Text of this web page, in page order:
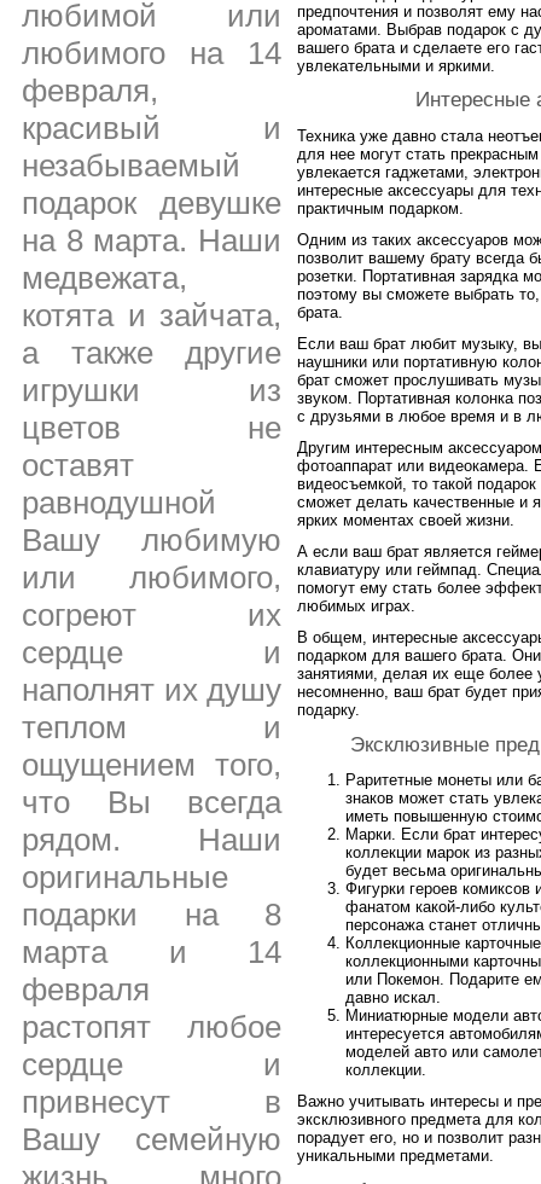
любимой или
любимого на 14
февраля,
красивый и
незабываемый
подарок девушке
на 8 марта. Наши
медвежата,
котята и зайчата,
а также другие
игрушки из
цветов не
оставят
равнодушной
Вашу любимую
или любимого,
согреют их
сердце и
наполнят их душу
теплом и
ощущением того,
что Вы всегда
рядом. Наши
оригинальные
подарки на 8
марта и 14
февраля
растопят любое
сердце и
привнесут в
Вашу семейную
жизнь много
предпочтения и позволят ему
ароматами. Выбрав подарок с
вашего брата и сделаете его
увлекательными и яркими.
Интересные
Техника уже давно стала
для нее могут стать
увлекается гаджетами,
интересные аксессуары для
практичным подарком.
Одним из таких аксессуаров
позволит вашему брату всегда
розетки. Портативная зарядка
поэтому вы сможете выбрать
брата.
Если ваш брат любит музыку,
наушники или портативную
брат сможет прослушивать
звуком. Портативная колонка
с друзьями в любое время и в
Другим интересным
фотоаппарат или видеокамера.
видеосъемкой, то такой
сможет делать качественные и
ярких моментах своей жизни.
А если ваш брат является
клавиатуру или геймпад.
помогут ему стать более
любимых играх.
В общем, интересные
подарком для вашего брата.
занятиями, делая их еще
несомненно, ваш брат будет
подарку.
Эксклюзивные
Раритетные монеты или
знаков может стать
иметь повышенную
Марки. Если брат
коллекции марок из
будет весьма
Фигурки героев
фанатом какой-либо
персонажа станет
Коллекционные
коллекционными
или Покемон. Подарите
давно искал.
Миниатюрные модели
интересуется
моделей авто или
коллекции.
Важно учитывать интересы и
эксклюзивного предмета для
порадует его, но и позволит
уникальными предметами.